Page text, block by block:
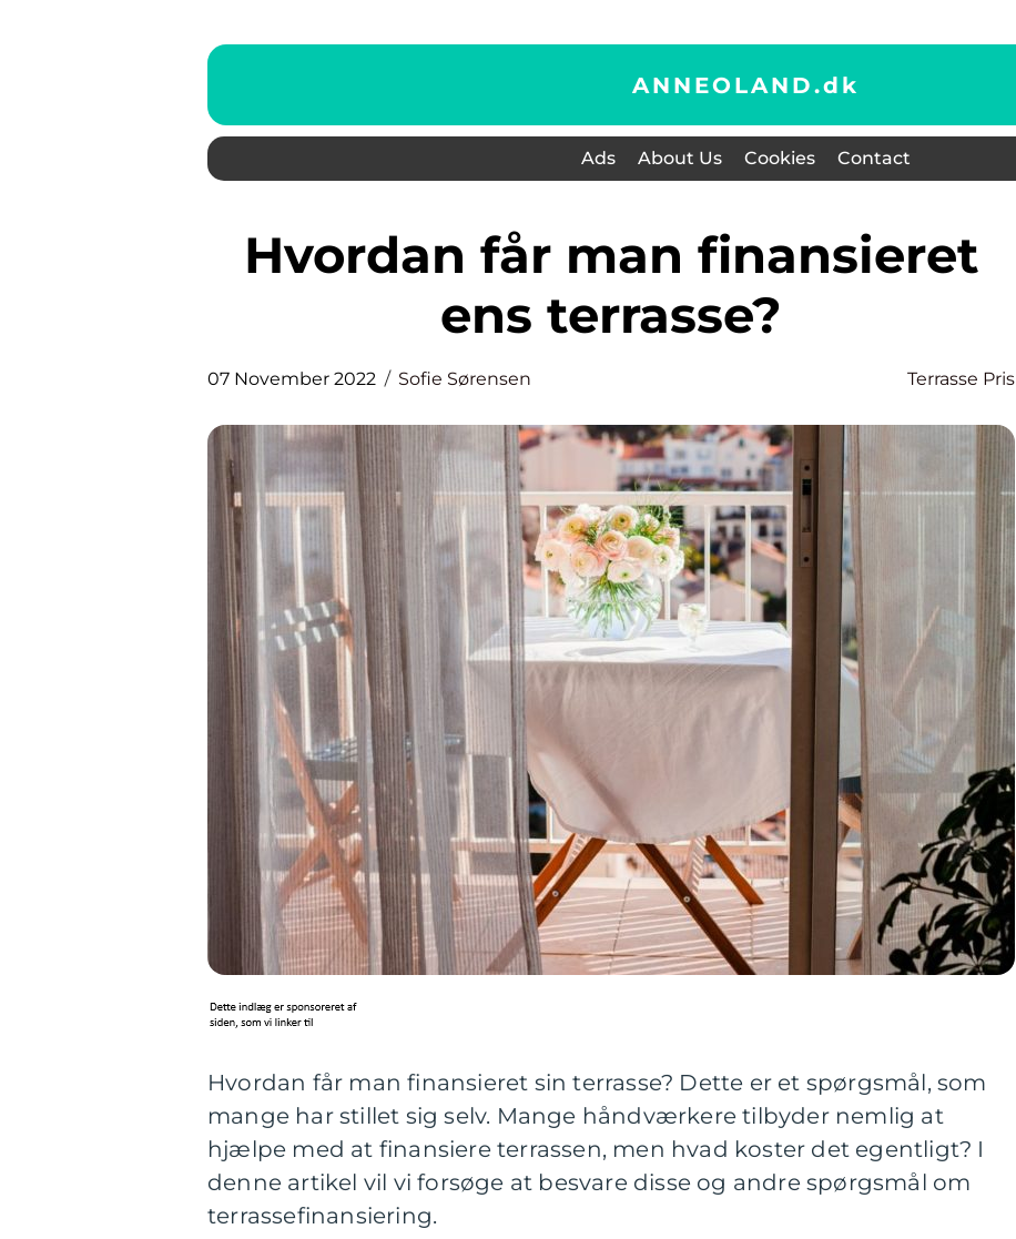
ANNEOLAND.dk
Ads About Us Cookies Contact
Hvordan får man finansieret
ens terrasse?
07 November 2022 Sofie Sørensen Terrasse Pris
Hvordan får man finansieret sin terrasse? Dette er et spørgsmål, som
mange har stillet sig selv. Mange håndværkere tilbyder nemlig at
hjælpe med at finansiere terrassen, men hvad koster det egentligt? I
denne artikel vil vi forsøge at besvare disse og andre spørgsmål om
terrassefinansiering.